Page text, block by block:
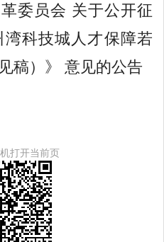
委员会 关于公开征
科技城人才保障若
稿）》 意见的公告
打开当前页